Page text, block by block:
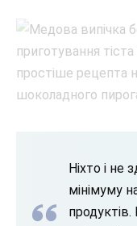
Ніхто і не
мінімуму